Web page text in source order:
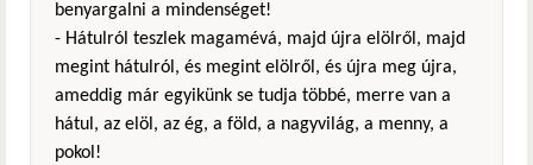
benyargalni a mindenséget!
- Hátulról teszlek magamévá, majd újra elölről, majd
megint hátulról, és megint elölről, és újra meg újra,
ameddig már egyikünk se tudja többé, merre van a
hátul, az elöl, az ég, a föld, a nagyvilág, a menny, a
pokol!